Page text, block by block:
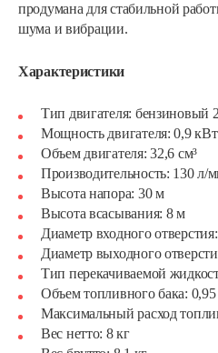
продумана для стабильной
шума и вибрации.
Характеристики
Тип двигателя: бензиновый
Мощность двигателя: 0,9 кВт
Объем двигателя: 32,6 см³
Производительность: 130 л/
Высота напора: 30 м
Высота всасывания: 8 м
Диаметр входного
Диаметр выходного
Тип перекачиваемой
Объем топливного бака: 0,95
Максимальный расход
Вес нетто: 8 кг